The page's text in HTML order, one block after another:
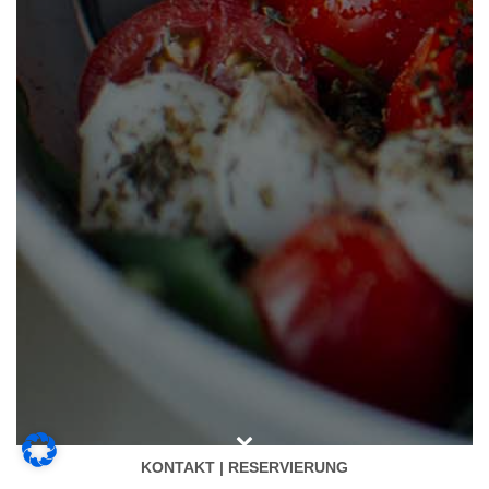
KONTAKT | RESERVIERUNG